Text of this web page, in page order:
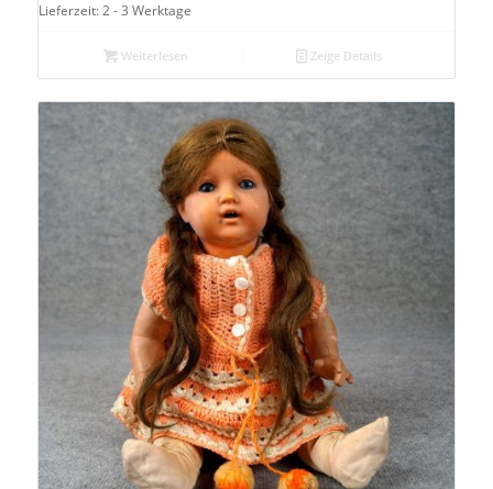
Lieferzeit: 2 - 3 Werktage
Weiterlesen Zeige Details